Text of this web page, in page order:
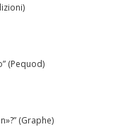
(Pequod)
(Graphe)